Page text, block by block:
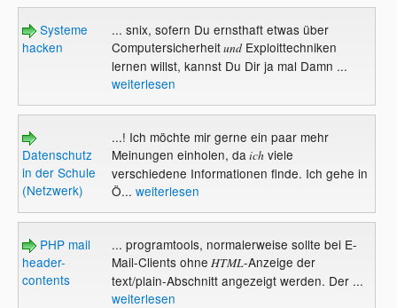
Systeme
hacken
... snix, sofern Du ernsthaft etwas über
ComputersicherheitundExploittechniken
lernen willst, kannst Du Dir ja mal Damn ...
weiterlesen
Datenschutz
in der Schule
(Netzwerk)
...! Ich möchte mir gerne ein paar mehr
Meinungen einholen, da ichviele
verschiedene Informationen finde. Ich gehe in
Ö... weiterlesen
PHP mail
header-
contents
... programtools, normalerweise sollte bei E-
Mail-Clients ohne HTML-Anzeige der
text/plain-Abschnitt angezeigt werden. Der ...
weiterlesen